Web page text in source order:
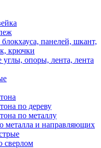
панелей, шкант,
крючки
опоры, лента, лента
по дереву
по металлу
металла и направляющих
сверлом